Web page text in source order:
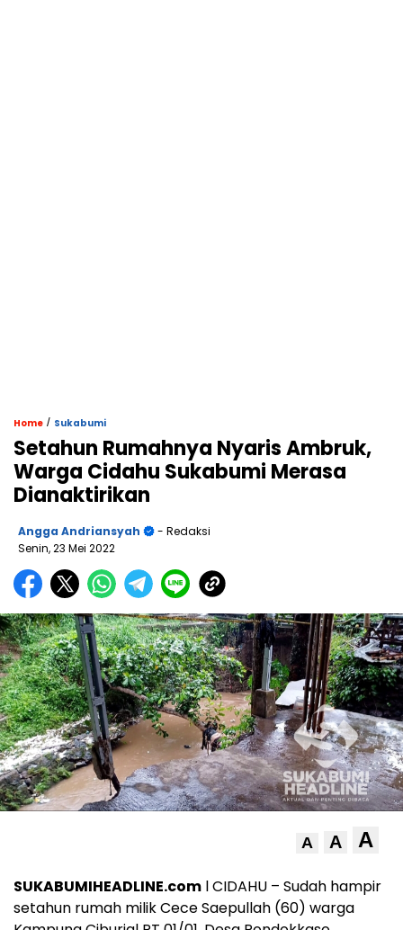
Home / Sukabumi
Setahun Rumahnya Nyaris Ambruk,
Warga Cidahu Sukabumi Merasa
Dianaktirikan
Angga Andriansyah
- Redaksi
Senin, 23 Mei 2022
A A A
SUKABUMIHEADLINE.com l CIDAHU – Sudah hampir
setahun rumah milik Cece Saepullah (60) warga